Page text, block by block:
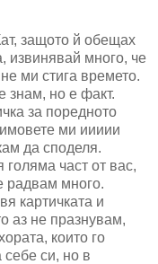
защото й обещах
извинявай много, че
ми стига времето.
знам, но е факт.
за поредното
ми иииии
да споделя.
част от вас,
радвам много.
картичката и
аз не празнувам,
които го
себе си, но в